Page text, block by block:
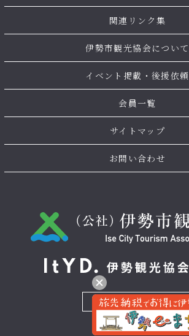
関連リンク集
伊勢市観光協会について
イベント掲載・後援依頼
会員一覧
サイトマップ
お問い合わせ
お問い合わせ